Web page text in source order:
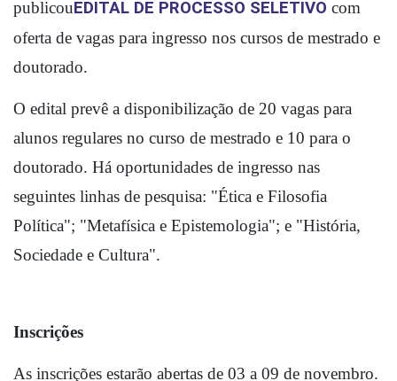
publicouEDITAL DE PROCESSO SELETIVO com
oferta de vagas para ingresso nos cursos de mestrado e
doutorado.
O edital prevê a disponibilização de 20 vagas para
alunos regulares no curso de mestrado e 10 para o
doutorado. Há oportunidades de ingresso nas
seguintes linhas de pesquisa: "Ética e Filosofia
Política"; "Metafísica e Epistemologia"; e "História,
Sociedade e Cultura".
Inscrições
As inscrições estarão abertas de 03 a 09 de novembro.